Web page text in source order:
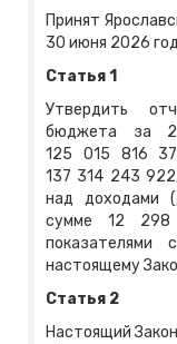
Принят
30 июня 2026
Статья 1
Утвердить
бюджета за
125 015 816
137 314 243
над доходами
сумме 12
показателями
настоящему
Статья 2
Настоящий